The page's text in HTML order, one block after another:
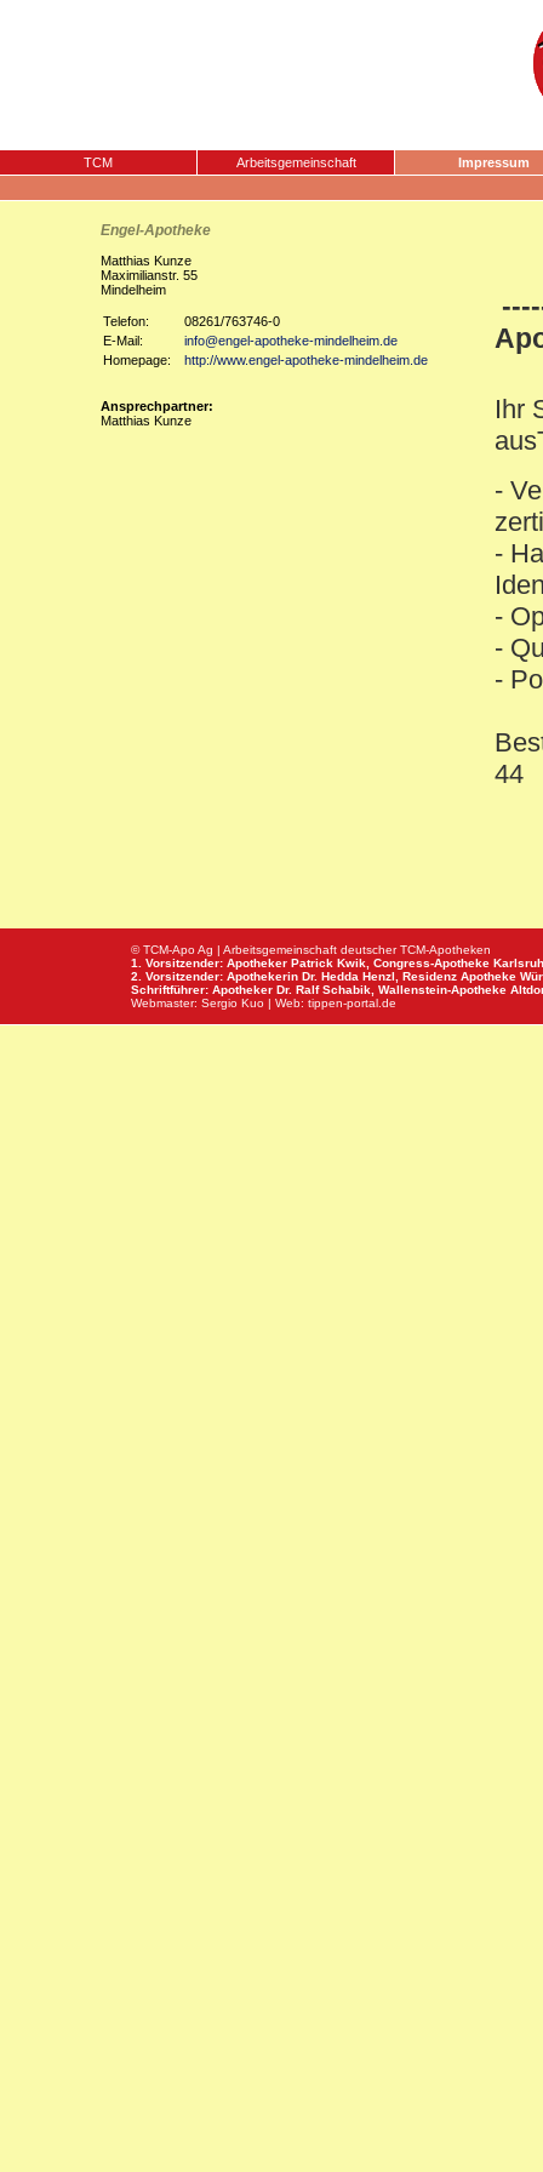
TCM Arbeitsgemeinschaft Impressum
Engel-Apotheke
Matthias Kunze
Maximilianstr. 55
Mindelheim
Telefon:
08261/763746-0
E-Mail:
info@engel-apotheke-mindelheim.de
Homepage:
http://www.engel-apotheke-mindelheim.de
Ansprechpartner:
Matthias Kunze
Ihr
-
-
-
-
-
44
© TCM-Apo Ag | Arbeitsgemeinschaft deutscher TCM-Apotheken
1. Vorsitzender: Apotheker Patrick Kwik, Congress-Apotheke
2. Vorsitzender: Apothekerin Dr. Hedda Henzl, Residenz Apotheke
Schriftführer: Apotheker Dr. Ralf Schabik, Wallenstein-Apotheke
Webmaster: Sergio Kuo | Web: tippen-portal.de